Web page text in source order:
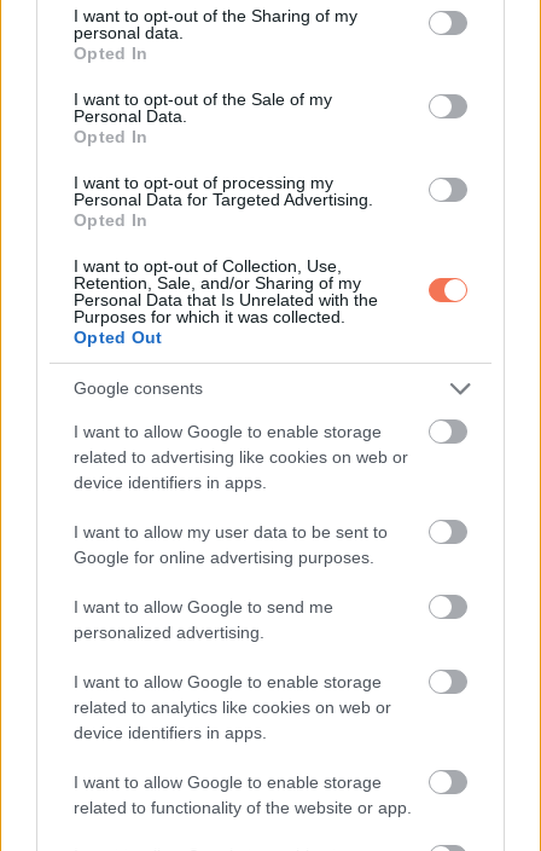
not limited to your visit or usage behaviour. You may click to
grant or deny consent to Google and its third-party tags to
use your data for below specified purposes in below Google
consent section.
I want to opt-out of the Sharing of my
personal data.
Opted In
I want to opt-out of the Sale of my
Personal Data.
Opted In
I want to opt-out of processing my
Personal Data for Targeted Advertising.
Opted In
I want to opt-out of Collection, Use,
Retention, Sale, and/or Sharing of my
Personal Data that Is Unrelated with the
Purposes for which it was collected.
Opted Out
Google consents
I want to allow Google to enable storage
related to advertising like cookies on web or
device identifiers in apps.
I want to allow my user data to be sent to
Google for online advertising purposes.
I want to allow Google to send me
personalized advertising.
I want to allow Google to enable storage
related to analytics like cookies on web or
device identifiers in apps.
I want to allow Google to enable storage
related to functionality of the website or app.
Oszd meg ezt a posztot:
WhatsappRedditShare
Email
ELŐZŐ POSZT
16 ember, aki elvan a maga kis sajátos
világában
KÖVETKEZŐ POSZT
Megkértem egy roma festőt, hogy újítsa fel
ez a férfi:
További bejegyzések